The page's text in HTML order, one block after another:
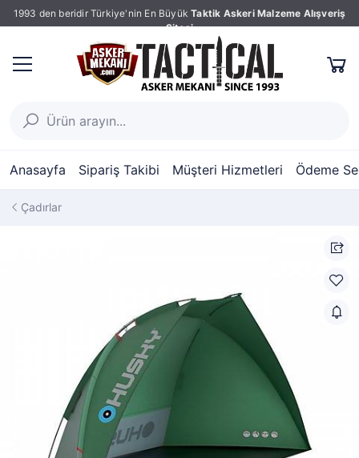
1993 den beridir Türkiye'nin En Büyük Taktik Askeri Malzeme Alışveriş
Sitesi
Anasayfa Sipariş Takibi Müşteri Hizmetleri Ödeme
Çadırlar